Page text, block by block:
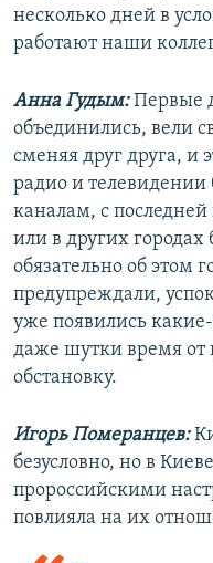
несколько дней в
работают наши
Анна Гудым:Первые
объединились, вели
сменяя друг друга, и
радио и
каналам, с
или в других городах
обязательно об этом
предупреждали,
уже появились
даже шутки время от
обстановку.
Игорь Померанцев:
безусловно, но в
пророссийскими
повлияла на их